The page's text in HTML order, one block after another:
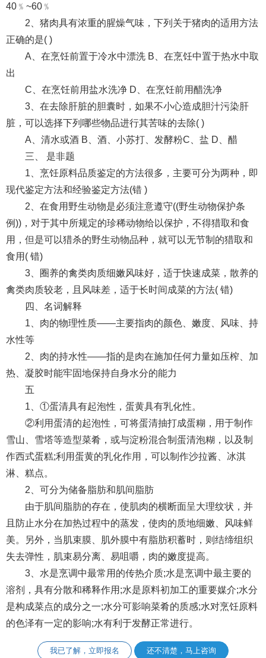
40﹪~60﹪
2、猪肉具有浓重的腥燥气味，下列关于猪肉的适用方法
正确的是( )
A、在烹饪前置于冷水中漂洗 B、在烹饪中置于热水中取
出
C、在烹饪前用盐水洗净 D、在烹饪前用醋洗净
3、在去除肝脏的胆囊时，如果不小心造成胆汁污染肝
脏，可以选择下列哪些物品进行其苦味的去除( )
A、清水或酒 B、酒、小苏打、发酵粉C、盐 D、醋
三、 是非题
1、烹饪原料品质鉴定的方法很多，主要可分为两种，即
现代鉴定方法和经验鉴定方法(错 )
2、在食用野生动物是必须注意遵守((野生动物保护条
例))，对于其中所规定的珍稀动物给以保护，不得猎取和食
用，但是可以猎杀的野生动物品种，就可以无节制的猎取和
食用( 错)
3、圈养的禽类肉质细嫩风味好，适于快速成菜，散养的
禽类肉质较老，且风味差，适于长时间成菜的方法( 错)
四、名词解释
1、肉的物理性质——主要指肉的颜色、嫩度、风味、持
水性等
2、肉的持水性——指的是肉在施加任何力量如压榨、加
热、凝胶时能牢固地保持自身水分的能力
五
1、①蛋清具有起泡性，蛋黄具有乳化性。
②利用蛋清的起泡性，可将蛋清抽打成蛋糊，用于制作
雪山、雪塔等造型菜肴，或与淀粉混合制蛋清泡糊，以及制
作西式蛋糕;利用蛋黄的乳化作用，可以制作沙拉酱、冰淇
淋、糕点。
2、可分为储备脂肪和肌间脂肪
由于肌间脂肪的存在，使肌肉的横断面呈大理纹状，并
且防止水分在加热过程中的蒸发，使肉的质地细嫩、风味鲜
美。另外，当肌束膜、肌外膜中有脂肪积蓄时，则结缔组织
失去弹性，肌束易分离、易咀嚼，肉的嫩度提高。
3、水是烹调中最常用的传热介质;水是烹调中最主要的
溶剂，具有分散和稀释作用;水是原料初加工的重要媒介;水分
是构成菜点的成分之一;水分可影响菜肴的质感;水对烹饪原料
的色泽有一定的影响;水有利于发酵正常进行。
我已了解，立即报名 还不清楚，马上咨询